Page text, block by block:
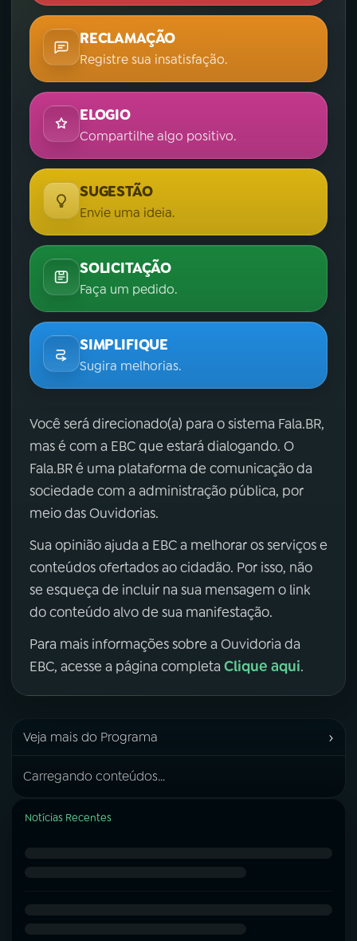
RECLAMAÇÃO
Registre sua insatisfação.
ELOGIO
Compartilhe algo positivo.
SUGESTÃO
Envie uma ideia.
SOLICITAÇÃO
Faça um pedido.
SIMPLIFIQUE
Sugira melhorias.
Você será direcionado(a) para o sistema Fala.BR,
mas é com a EBC que estará dialogando. O
Fala.BR é uma plataforma de comunicação da
sociedade com a administração pública, por
meio das Ouvidorias.
Sua opinião ajuda a EBC a melhorar os serviços e
conteúdos ofertados ao cidadão. Por isso, não
se esqueça de incluir na sua mensagem o link
do conteúdo alvo de sua manifestação.
Para mais informações sobre a Ouvidoria da
EBC, acesse a página completa Clique aqui.
Veja mais do Programa ›
Carregando conteúdos...
Notícias Recentes